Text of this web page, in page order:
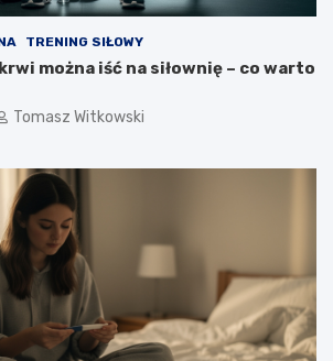
TRENING SIŁOWY
można iść na siłownię – co warto
Tomasz Witkowski